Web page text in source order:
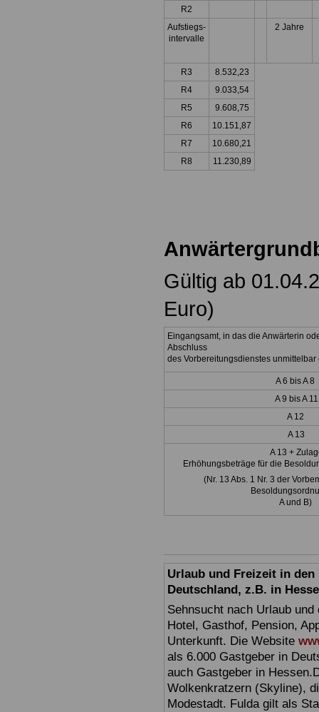
R2
Aufstiegs-
intervalle
2 Jahre
R3
8.532,23
R4
9.033,54
R5
9.608,75
R6
10.151,87
R7
10.680,21
R8
11.230,89
Gültig ab
Euro)
Eingangsamt, in das die Anwärterin
Abschluss
des Vorbereitungsdienstes unmittelbar
A 6 bis A 8
A 9 bis A 11
A 12
A 13
A 13 +
Erhöhungsbeträge für die
(Nr. 13 Abs. 1 Nr. 3 der
A und B)
Urlaub und Freizeit in
Deutschland, z.B. in
Sehnsucht nach Urlaub
Hotel, Gasthof, Pension,
Unterkunft. Die Website
als 6.000 Gastgeber in
auch Gastgeber in
Wolkenkratzern (Skyline),
Modestadt. Fulda gilt als